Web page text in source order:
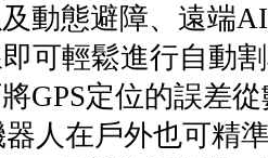
動態避障、遠端
可輕鬆進行自動
GPS定位的誤差
人在戶外也可精